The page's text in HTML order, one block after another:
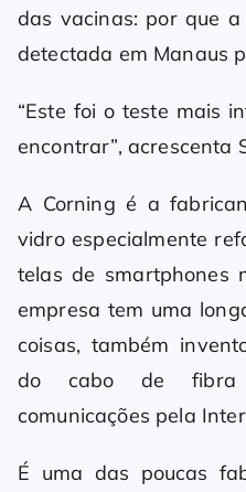
das vacinas: por que
detectada em Manaus
“Este foi o teste mais
encontrar”, acrescenta
A Corning é a
vidro especialmente
telas de smartphones
empresa tem uma
coisas, também
do cabo de fibra
comunicações pela
É uma das poucas